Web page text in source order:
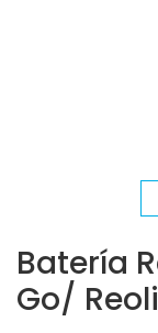
Batería
Go/